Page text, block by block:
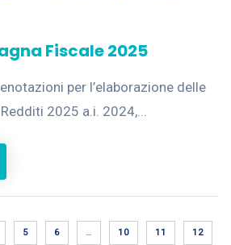
Fiscale 2025
per l’elaborazione delle
2025 a.i. 2024,...
5 6 … 10 11 12